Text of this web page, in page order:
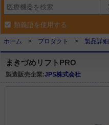
類義語を使用する
ホーム プロダクト 製品詳細
まきづめリフトPRO
製造販売企業:JPS株式会社